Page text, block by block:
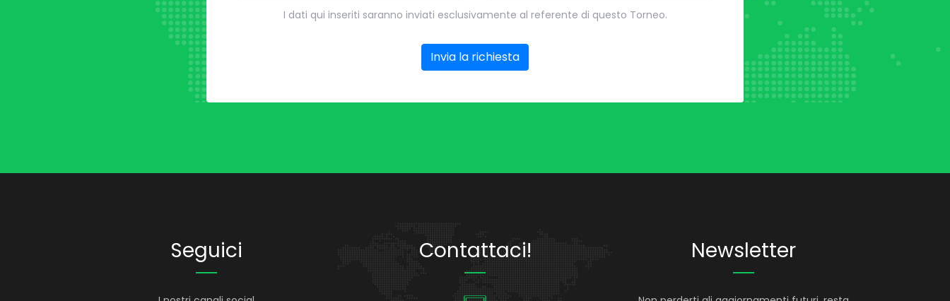
I dati qui inseriti saranno inviati esclusivamente al referente di questo Torneo.
Invia la richiesta
Seguici Contattaci! Newsletter